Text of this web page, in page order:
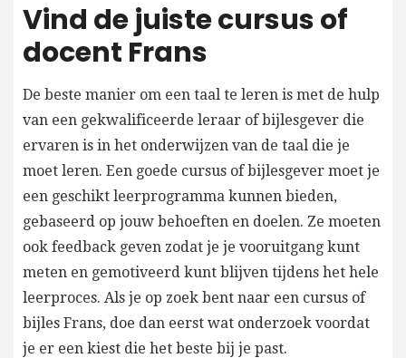
Vind de juiste cursus of
docent Frans
De beste manier om een taal te leren is met de hulp
van een gekwalificeerde leraar of bijlesgever die
ervaren is in het onderwijzen van de taal die je
moet leren. Een goede cursus of bijlesgever moet je
een geschikt leerprogramma kunnen bieden,
gebaseerd op jouw behoeften en doelen. Ze moeten
ook feedback geven zodat je je vooruitgang kunt
meten en gemotiveerd kunt blijven tijdens het hele
leerproces. Als je op zoek bent naar een cursus of
bijles Frans, doe dan eerst wat onderzoek voordat
je er een kiest die het beste bij je past.